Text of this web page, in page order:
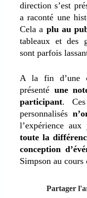
direction s’est
a raconté une
Cela a plu au
tableaux et des
sont parfois
A la fin d’une
présenté une
participant.
personnalisés
l’expérience
toute la
conception
Simpson au
Partager